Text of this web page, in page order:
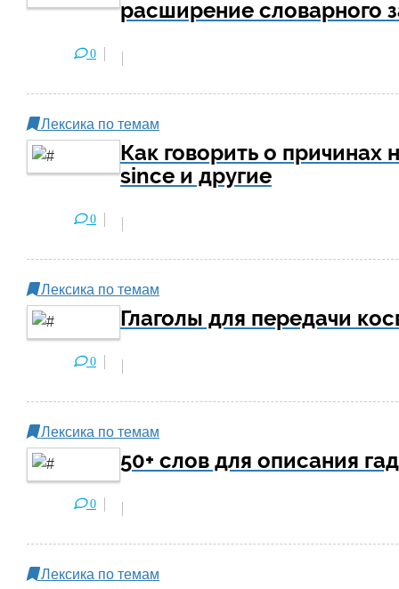
расширение словарного
0
Лексика по темам
Как говорить о причинах
since и другие
0
Лексика по темам
Глаголы для передачи
0
Лексика по темам
50+ слов для описания
0
Лексика по темам